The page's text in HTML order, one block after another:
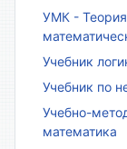
УМК - Теория
Учебник
Учебник по
Учебно-
математика